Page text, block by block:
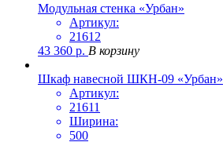
Модульная стенка «Урбан»
Артикул:
21612
43 360 р. В корзину
Шкаф навесной ШКН-09 «Урбан»
Артикул:
21611
Ширина:
500